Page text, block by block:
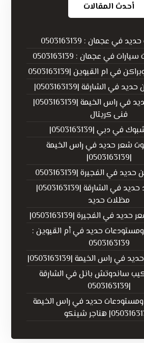
أحدث المقالات
في عجمان : 0503163139
في عجمان : 0503163139
في ام القيوين |0503163139
في الشارقة |0503163139|
حداد أبواب حديد في راس الخيمة |0503163139|
فنى كريتال
في دبي |0503163139|
شعر حديد في راس الخيمة
|0503163139|
في الفجيرة |0503163139
تركيب قرميد حديد في الشارقة |0503163139|
مظلات حديد
في الفجيرة |0503163139|
حديد في أم القيوين :
0503163139
في راس الخيمة |0503163139|
ساندوتش بانل في الشارقة
|0503163139
ومستودعات حديد في راس الخيمة